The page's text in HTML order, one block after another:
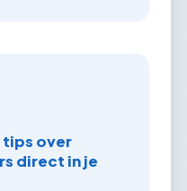
tips over
direct in je